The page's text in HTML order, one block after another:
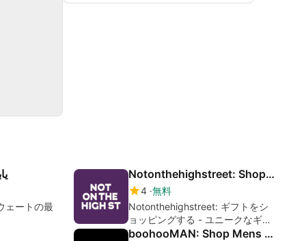
ェートの最
Notonthehighstreet: Shop Gifts
4 無料
Notonthehighstreet: ギフトをシ
ョッピングする - ユニークなギフ
トのマーケットプレイス
boohooMAN: Shop Mens Clothing